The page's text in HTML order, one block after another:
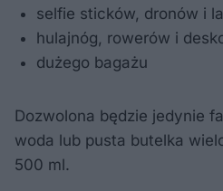
selfie sticków, dronów i
hulajnóg, rowerów i
dużego bagażu
Dozwolona będzie jedynie
woda lub pusta butelka
500 ml.